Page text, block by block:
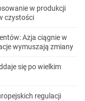
w produkcji
czystości
Azja ciągnie w
wymuszają zmiany
się po wielkim
regulacji